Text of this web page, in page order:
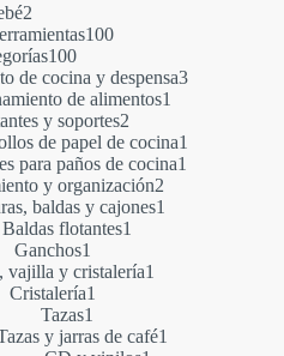
22
productos
100100
100100
productos
de cocina y despensa33
de alimentos1
y soportes22
productos
de papel de cocina1
para paños de cocina1
y organización2
baldas y cajones1
Baldas flotantes1
Ganchos1
producto
vajilla y cristalería1
Cristalería1
Tazas1
producto
y jarras de café1